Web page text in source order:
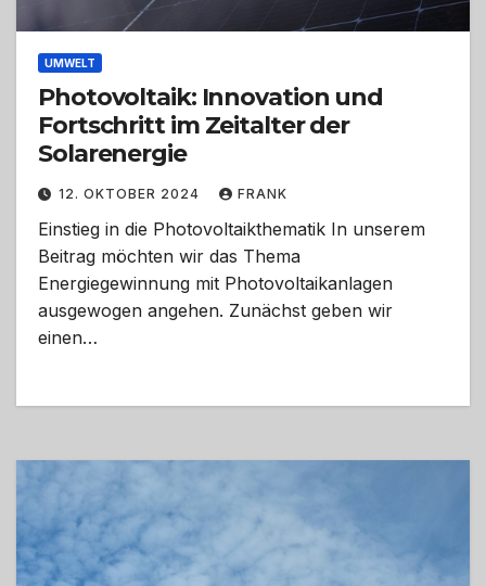
UMWELT
Photovoltaik: Innovation und
Fortschritt im Zeitalter der
Solarenergie
12. OKTOBER 2024 FRANK
Einstieg in die Photovoltaikthematik In unserem
Beitrag möchten wir das Thema
Energiegewinnung mit Photovoltaikanlagen
ausgewogen angehen. Zunächst geben wir
einen…